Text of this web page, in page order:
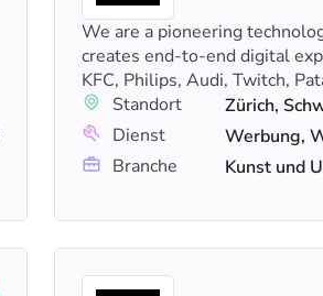
We are a pioneering
creates end-to-end digital
KFC, Philips, Audi, Twitch,
Standort
Zürich,
Dienst
Werbung,
Branche
Kunst und